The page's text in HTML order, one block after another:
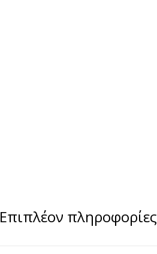
Επιπλέον πληροφορίες